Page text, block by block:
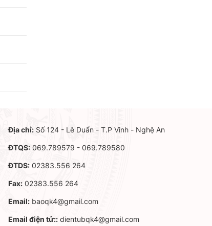
Địa chỉ:Số 124 - Lê Duẩn - T.P Vinh - Nghệ An
ĐTQS:069.789579 - 069.789580
ĐTDS:02383.556 264
Fax:02383.556 264
Email:baoqk4@gmail.com
Email điện tử::dientubqk4@gmail.com